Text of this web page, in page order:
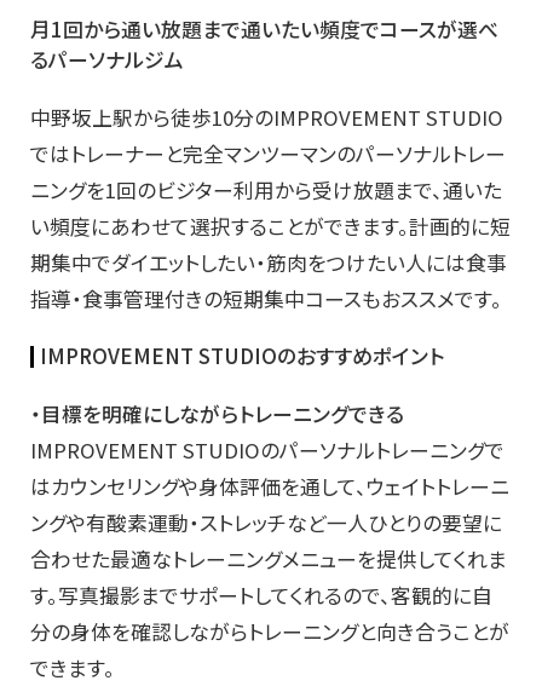
月1回から通い放題まで通いたい頻度でコースが選べ
るパーソナルジム
中野坂上駅から徒歩10分のIMPROVEMENT STUDIO
ではトレーナーと完全マンツーマンのパーソナルトレー
ニングを1回のビジター利用から受け放題まで、通いた
い頻度にあわせて選択することができます。計画的に短
期集中でダイエットしたい・筋肉をつけたい人には食事
指導・食事管理付きの短期集中コースもおススメです。
IMPROVEMENT STUDIOのおすすめポイント
・目標を明確にしながらトレーニングできる
IMPROVEMENT STUDIOのパーソナルトレーニングで
はカウンセリングや身体評価を通して、ウェイトトレーニ
ングや有酸素運動・ストレッチなど一人ひとりの要望に
合わせた最適なトレーニングメニューを提供してくれま
す。写真撮影までサポートしてくれるので、客観的に自
分の身体を確認しながらトレーニングと向き合うことが
できます。